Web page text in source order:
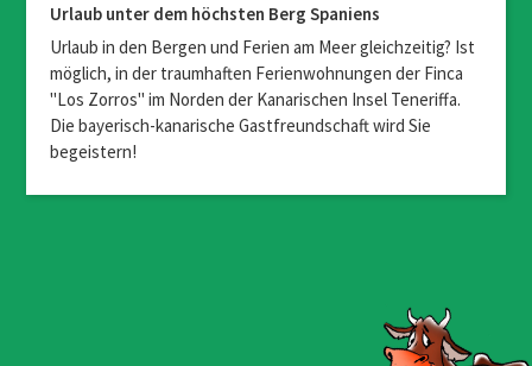
Urlaub unter dem höchsten Berg Spaniens
Urlaub in den Bergen und Ferien am Meer gleichzeitig? Ist
möglich, in der traumhaften Ferienwohnungen der Finca
"Los Zorros" im Norden der Kanarischen Insel Teneriffa.
Die bayerisch-kanarische Gastfreundschaft wird Sie
begeistern!